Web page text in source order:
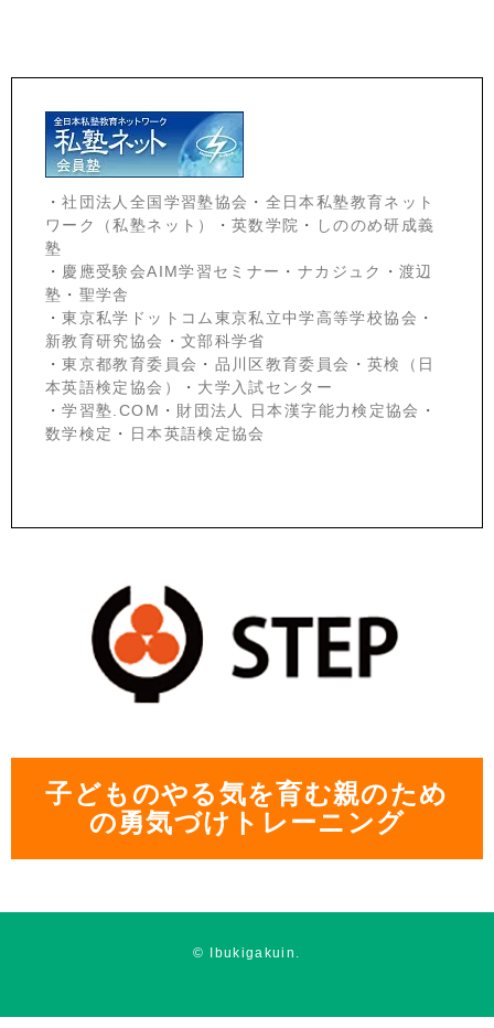
・社団法人全国学習塾協会 ・ 全日本私塾教育ネット
ワーク（私塾ネット）
・ 英数学院 ・
しののめ研成義
塾
・ 慶應受験会AIM学習セミナー ・ ナカジュク ・ 渡辺
塾 ・ 聖学舎
・東京私学ドットコム東京私立中学高等学校協会 ・
新教育研究協会 ・ 文部科学省
・東京都教育委員会 ・ 品川区教育委員会 ・ 英検（日
本英語検定協会）
・ 大学入試センター
・学習塾.COM ・ 財団法人 日本漢字能力検定協会 ・
数学検定 ・ 日本英語検定協会
子どものやる気を育む親のため
の勇気づけトレーニング
© Ibukigakuin.